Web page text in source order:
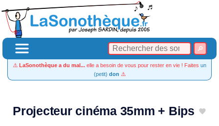
⚠️ LaSonothèque a du mal... elle a besoin de vous pour rester en vie ! Faites un
(petit) don ⚠️
Projecteur cinéma 35mm + Bips